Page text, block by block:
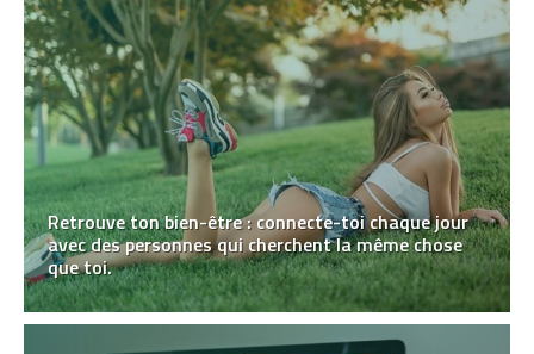
Retrouve ton bien-être : connecte-toi chaque jour
avec des personnes qui cherchent la même chose
que toi.